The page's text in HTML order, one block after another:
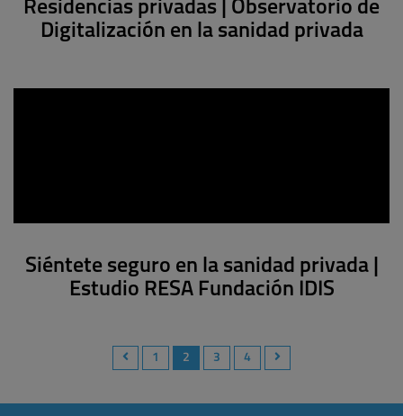
Residencias privadas | Observatorio de
Digitalización en la sanidad privada
Siéntete seguro en la sanidad privada |
Estudio RESA Fundación IDIS
1 2 3 4